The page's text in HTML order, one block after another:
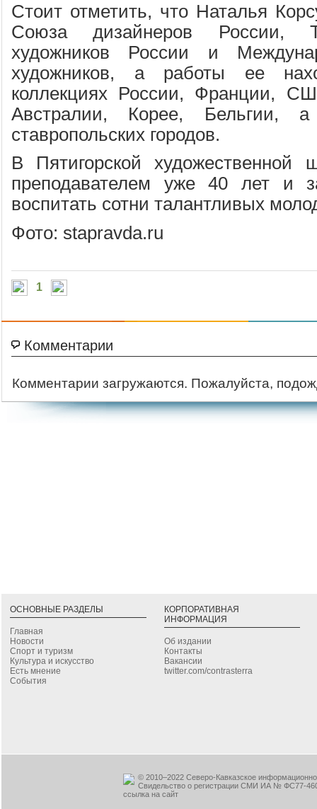
Стоит отметить, что Наталья
Союза дизайнеров России,
художников России и
художников, а работы ее
коллекциях России, Франции,
Австралии, Корее, Бельгии,
ставропольских городов.
В Пятигорской художественной
преподавателем уже 40 лет и
воспитать сотни талантливых
Фото: stapravda.ru
1
Комментарии
Комментарии загружаются. Пожалуйста,
ОСНОВНЫЕ РАЗДЕЛЫ
Главная
Новости
Спорт и туризм
Культура и искусство
Есть мнение
События
КОРПОРАТИВНАЯ
ИНФОРМАЦИЯ
Об издании
Контакты
Вакансии
twitter.com/contrasterra
© 2010–2022 Северо-Кавказское
Свидельство о регистрации СМИ ИА № ФС77-
ссылка на сайт